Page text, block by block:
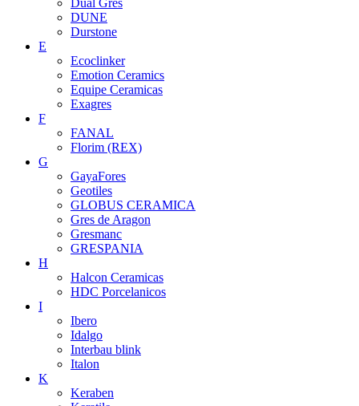
Dual Gres
DUNE
Durstone
E
Ecoclinker
Emotion Ceramics
Equipe Ceramicas
Exagres
F
FANAL
Florim (REX)
G
GayaFores
Geotiles
GLOBUS CERAMICA
Gres de Aragon
Gresmanc
GRESPANIA
H
Halcon Ceramicas
HDC Porcelanicos
I
Ibero
Idalgo
Interbau blink
Italon
K
Keraben